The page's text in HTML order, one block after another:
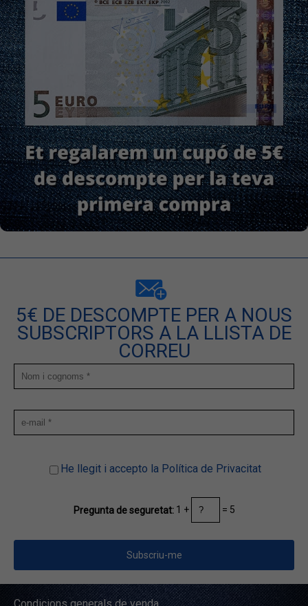
5€ DE DESCOMPTE PER A NOUS
SUBSCRIPTORS A LA LLISTA DE
CORREU
He llegit i accepto la Política de Privacitat
Pregunta de seguretat: 1 + = 5